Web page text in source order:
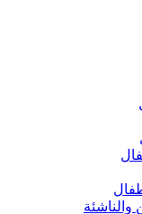
والناشئة